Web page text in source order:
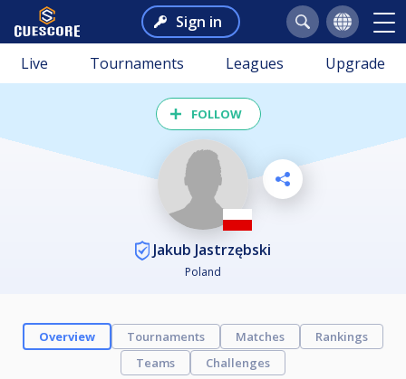
Sign in
Live Tournaments Leagues Upgrade
FOLLOW
Jakub Jastrzębski
Poland
Overview Tournaments Matches
Rankings
Teams
Challenges